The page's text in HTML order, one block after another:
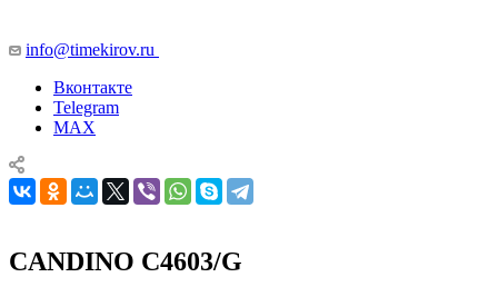
info@timekirov.ru
Вконтакте
Telegram
MAX
CANDINO C4603/G